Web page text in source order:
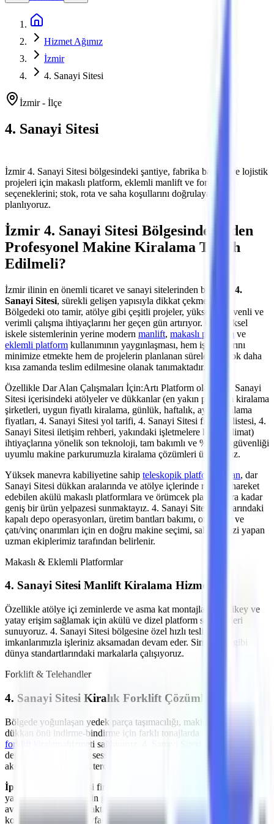
Hizmet Ağımız
İzmir
4. Sanayi Sitesi
İzmir- İlçe
4. Sanayi Sitesi
İzmir 4. Sanayi Sitesi bölgesindeki şantiye, fabrika bakımı ve lojistik
projeleri için makaslı platform, eklemli manlift ve forklift
seçeneklerini; stok, rota ve saha koşullarını doğrulayarak
planlıyoruz.
İzmir 4. Sanayi Sitesi Bölgesinde Neden
Profesyonel Makine Kiralama Tercih
Edilmeli?
İzmirilinin en önemli ticaret ve sanayi sitelerinden biri olan 4.
Sanayi Sitesi, sürekli gelişen yapısıyla dikkat çekmektedir.
Bölgedeki oto tamir, atölye gibi çeşitli projeler, yüksekte güvenli ve
verimli çalışma ihtiyaçlarını her geçen gün artırıyor. Geleneksel
iskele sistemlerinin yerine modern manlift, makaslı platform ve
eklemli platform kullanımının yaygınlaşması, hem iş kazalarını
minimize etmekte hem de projelerin planlanan sürelerden çok daha
kısa zamanda teslim edilmesine olanak tanımaktadır.
Özellikle Dar Alan Çalışmaları İçin:Artı Platform olarak,
4. Sanayi
Sitesi içerisindeki atölyeler ve dükkanlar (en yakın platform kiralama
şirketleri, uygun fiyatlı kiralama, günlük, haftalık, aylık kiralama
fiyatları, 4. Sanayi Sitesi yol tarifi, 4. Sanayi Sitesi firmalar listesi, 4.
Sanayi Sitesi iletişim rehberi, yakındaki işletmelere hızlı teslimat)
ihtiyaçlarına yönelik son teknoloji, tam bakımlı ve %100 iş güvenliği
uyumlu makine parkurumuzla kiralama çözümleri üretiyoruz.
Yüksek manevra kabiliyetine sahip teleskopik platformlardan, dar
Sanayi Sitesi dükkan aralarında ve atölye içlerinde rahatça hareket
edebilen akülü makaslı platformlara ve örümcek platformlara kadar
geniş bir ürün yelpazesi sunmaktayız. 4. Sanayi Sitesi
sınırlarındaki
kapalı depo operasyonları, üretim bantları bakımı, oto tamir ve
çatı/vinç onarımları için en doğru makine seçimi, saha analizi yapan
uzman ekiplerimiz tarafından belirlenir.
Makaslı & Eklemli Platformlar
4. Sanayi Sitesi Manlift Kiralama Hizmeti
Özellikle atölye içi zeminlerde ve asma kat montajlarında
dikey ve
yatay erişim sağlamak için akülü ve dizel platform seçenekleri
sunuyoruz. 4. Sanayi Sitesi bölgesine özel hızlı teslimat
imkanlarımızla işleriniz aksamadan devam eder. Sinoboom gibi
dünya standartlarındaki markalarla çalışıyoruz.
Forklift & Telehandler
4. Sanayi Sitesi Kiralık Forklift Çözümleri
Bölgede yoğunlaşan yedek parça taşımacılığı, makine sevkiyatı ve
dükkan önü indirme-bindirme için farklı tonajlarda dizel ve akülü
forklift kiralama
hizmeti sağlıyoruz.
depolama tesisleri için sessiz çalışan ve emisyon salınımı yapmayan
akülü modeller en çok tercih edilen ürünlerimizdir.
İpucu:
4. Sanayi Sitesi firmalar listesi ve iletişim rehberindeki
yakındaki işletmeler için günlük, haftalık ve aylık özel iskonto
avantajlarımız bulunmaktadır.
konum bilgisine bu sayfanın alt kısmındaki harita üzerinden